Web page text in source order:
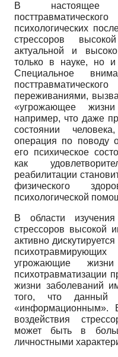
В настоящее
психологических
стрессоров
актуальной и
только в науке, но
Специальное
переживаниями,
«угрожающее
например, что даже
состоянии
операция по поводу
его психическое
как
реабилитации
физического
психологической
В области
стрессоров высокой
активно
угрожающие
психотравматизации
жизни заболеваний
того, что данный
«информационным».
воздействия
может быть в
личностными